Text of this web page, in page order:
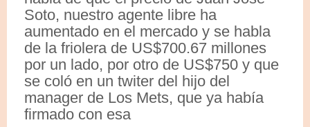
Soto, nuestro agente libre ha
aumentado en el mercado y se habla
de la friolera de US$700.67 millones
por un lado, por otro de US$750 y que
se coló en un twiter del hijo del
manager de Los Mets, que ya había
firmado con esa